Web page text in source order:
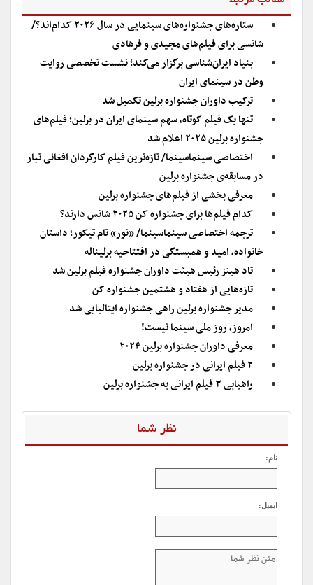
ستاره‌های جشنواره‌‌های سینمایی در سال ۲۰۲۶ کدام‌اند؟/
شانسی برای فیلم‌های مجیدی و فرهادی
بنیاد ایران‌شناسی برگزار می‌کند؛ نشست تخصصی روایت
وطن در سینمای ایران
ترکیب داوران جشنواره برلین تکمیل شد
تنها یک فیلم کوتاه، سهم سینمای ایران در برلین؛ فیلم‌های
جشنواره برلین ۲۰۲۵ اعلام شد
اختصاصی سینماسینما/ تازه‌ترین فیلم کارگردان افغانی تبار
در مسابقه‌ی جشنواره برلین
معرفی بخشی از فیلم‌های جشنواره برلین
کدام فیلم‌ها برای جشنواره کن ۲۰۲۵ شانس دارند؟
ترجمه اختصاصی سینماسینما/ «نور» تام تیکور؛ داستان
خانواده، امید و همبستگی در افتتاحیه برلیناله
تاد هینز رئیس هیئت داوران جشنواره فیلم برلین شد
تازه‌هایی از هفتاد و هشتمین جشنواره کن
مدیر جشنواره برلین راهی جشنواره ایتالیایی شد
امروز، روز ملی سینما نیست!
معرفی داوران جشنواره برلین ۲۰۲۴
۲ فیلم ایرانی در جشنواره برلین
راهیابی ۳ فیلم ایرانی به جشنواره برلین
نظر شما
نام:
ایمیل: